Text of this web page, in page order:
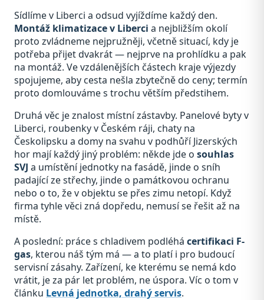
Sídlíme v Liberci a odsud vyjíždíme každý den.
Montáž klimatizace v Liberci a nejbližším okolí
proto zvládneme nejpružněji, včetně situací, kdy je
potřeba přijet dvakrát — nejprve na prohlídku a pak
na montáž. Ve vzdálenějších částech kraje výjezdy
spojujeme, aby cesta nešla zbytečně do ceny; termín
proto domlouváme s trochu větším předstihem.
Druhá věc je znalost místní zástavby. Panelové byty v
Liberci, roubenky v Českém ráji, chaty na
Českolipsku a domy na svahu v podhůří Jizerských
hor mají každý jiný problém: někde jde o souhlas
SVJ a umístění jednotky na fasádě, jinde o sníh
padající ze střechy, jinde o památkovou ochranu
nebo o to, že v objektu se přes zimu netopí. Když
firma tyhle věci zná dopředu, nemusí se řešit až na
místě.
A poslední: práce s chladivem podléhá certifikaci F-
gas, kterou náš tým má — a to platí i pro budoucí
servisní zásahy. Zařízení, ke kterému se nemá kdo
vrátit, je za pár let problém, ne úspora. Víc o tom v
článku Levná jednotka, drahý servis.